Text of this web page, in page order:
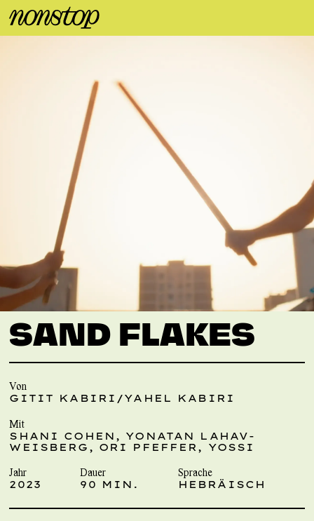
SAND FLAKES
Von
GITIT KABIRI/YAHEL KABIRI
Mit
SHANI COHEN, YONATAN LAHAV-
WEISBERG, ORI PFEFFER, YOSSI
Jahr
2023
Dauer
90 MIN.
Sprache
HEBRÄISCH